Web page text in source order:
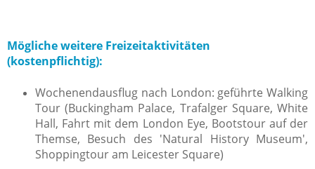
Mögliche weitere Freizeitaktivitäten
(kostenpflichtig):
Wochenendausflug nach London: geführte Walking
Tour (Buckingham Palace, Trafalger Square, White
Hall, Fahrt mit dem London Eye, Bootstour auf der
Themse, Besuch des 'Natural History Museum',
Shoppingtour am Leicester Square)